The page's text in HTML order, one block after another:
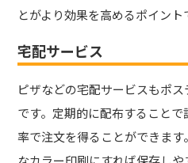
とがより効果を高めるポイント
宅配サービス
ピザなどの宅配サービスもポ
です。定期的に配布すること
率で注文を得ることができま